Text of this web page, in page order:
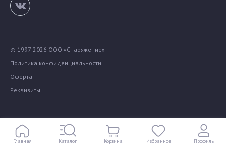
Главная Каталог Корзина Избранное Профиль
© 1997-2026 ООО «Снаряжение»
Политика конфиденциальности
Оферта
Реквизиты